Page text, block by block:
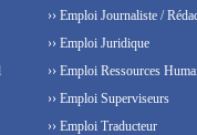
›› Emploi Journaliste /
›› Emploi Juridique
›› Emploi Ressources
›› Emploi Superviseurs
›› Emploi Traducteur